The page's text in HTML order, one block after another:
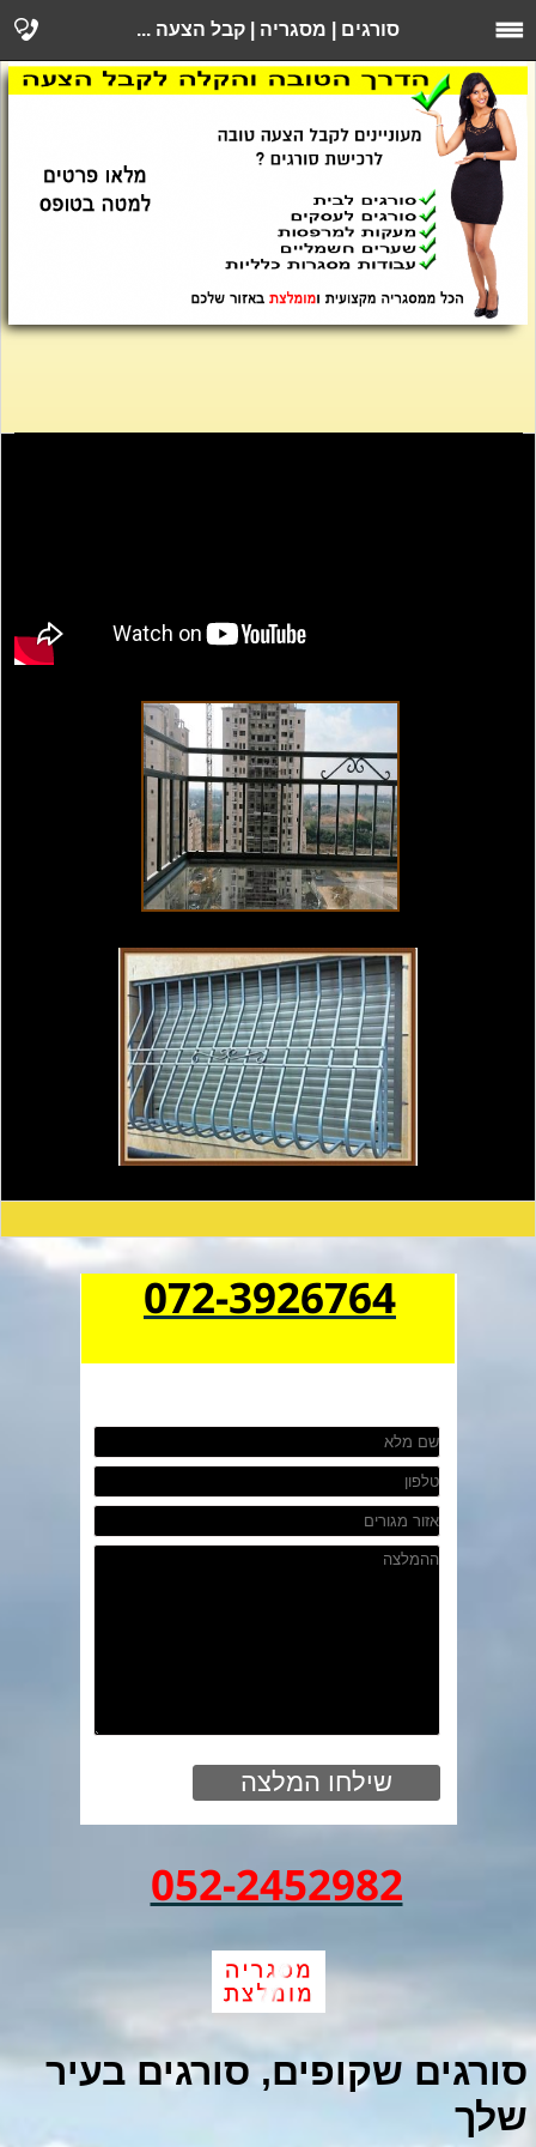
סורגים | מסגריה | קבל הצעה ...
072-3926764
052-2452982
סורגים שקופים, סורגים בעיר
שלך